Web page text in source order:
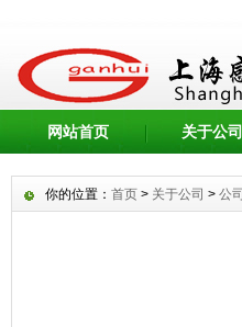
网站首页 关于公司
你的位置： 首页 > 关于公司 > 公
公司组